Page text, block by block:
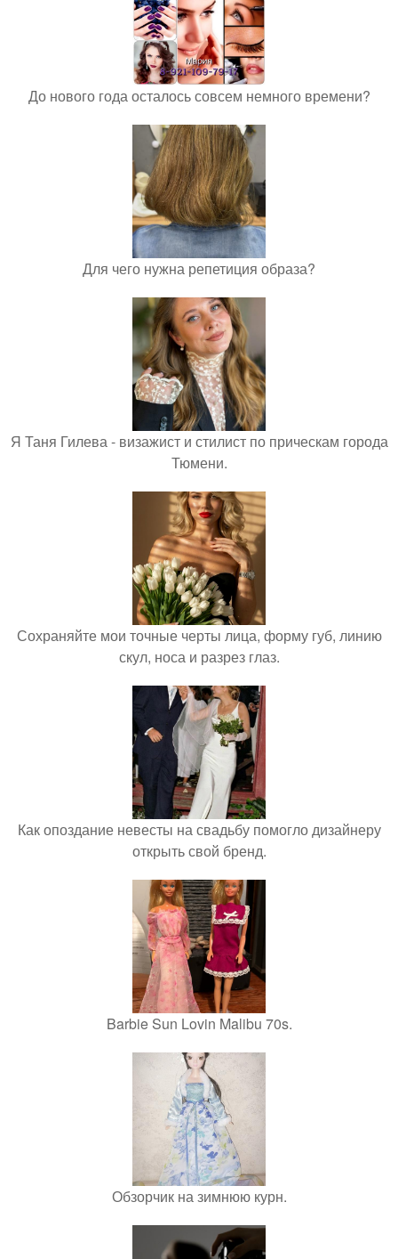
До нового года осталось совсем немного времени?
Для чего нужна репетиция образа?
Я Таня Гилева - визажист и стилист по прическам города
Тюмени.
Сохраняйте мои точные черты лица, форму губ, линию
скул, носа и разрез глаз.
Как опоздание невесты на свадьбу помогло дизайнеру
открыть свой бренд.
Barbie Sun Lovin Malibu 70s.
Обзорчик на зимнюю курн.